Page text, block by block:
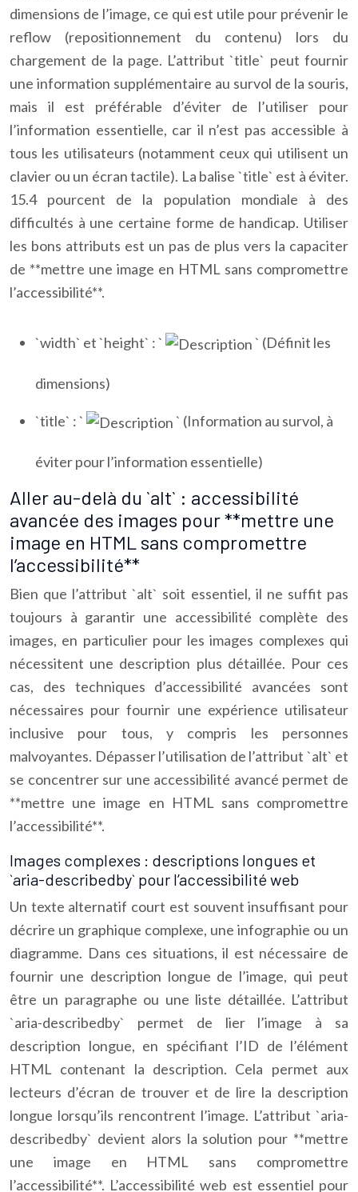
dimensions de l’image, ce qui est utile pour prévenir le
reflow (repositionnement du contenu) lors du
chargement de la page. L’attribut `title` peut fournir
une information supplémentaire au survol de la souris,
mais il est préférable d’éviter de l’utiliser pour
l’information essentielle, car il n’est pas accessible à
tous les utilisateurs (notamment ceux qui utilisent un
clavier ou un écran tactile). La balise `title` est à éviter.
15.4 pourcent de la population mondiale à des
difficultés à une certaine forme de handicap. Utiliser
les bons attributs est un pas de plus vers la capaciter
de **mettre une image en HTML sans compromettre
l’accessibilité**.
`width` et `height` : ` ` (Définit les
dimensions)
`title` : ` ` (Information au survol, à
éviter pour l’information essentielle)
Aller au-delà du `alt` : accessibilité
avancée des images pour **mettre une
image en HTML sans compromettre
l’accessibilité**
Bien que l’attribut `alt` soit essentiel, il ne suffit pas
toujours à garantir une accessibilité complète des
images, en particulier pour les images complexes qui
nécessitent une description plus détaillée. Pour ces
cas, des techniques d’accessibilité avancées sont
nécessaires pour fournir une expérience utilisateur
inclusive pour tous, y compris les personnes
malvoyantes. Dépasser l’utilisation de l’attribut `alt` et
se concentrer sur une accessibilité avancé permet de
**mettre une image en HTML sans compromettre
l’accessibilité**.
Images complexes : descriptions longues et
`aria-describedby` pour l’accessibilité web
Un texte alternatif court est souvent insuffisant pour
décrire un graphique complexe, une infographie ou un
diagramme. Dans ces situations, il est nécessaire de
fournir une description longue de l’image, qui peut
être un paragraphe ou une liste détaillée. L’attribut
`aria-describedby` permet de lier l’image à sa
description longue, en spécifiant l’ID de l’élément
HTML contenant la description. Cela permet aux
lecteurs d’écran de trouver et de lire la description
longue lorsqu’ils rencontrent l’image. L’attribut `aria-
describedby` devient alors la solution pour **mettre
une image en HTML sans compromettre
l’accessibilité**. L’accessibilité web est essentiel pour